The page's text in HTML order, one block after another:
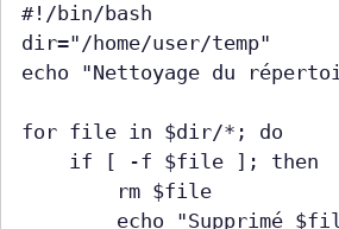
#!/bin/bash
dir="/home/user/temp"
echo "Nettoyage du
for file in $dir/*; do